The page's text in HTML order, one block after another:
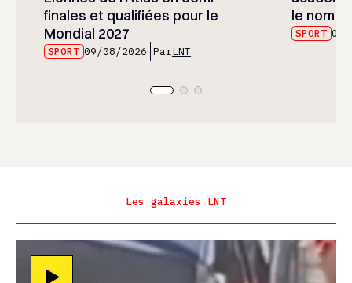
finales et qualifiées pour le
Mondial 2027
SPORT 09/08/2026 ParLNT
le nom
SPORT 09/
Les galaxies LNT